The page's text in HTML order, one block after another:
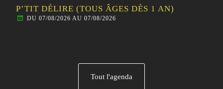
P’TIT DÉLIRE (TOUS ÂGES DÈS 1 AN)
DU 07/08/2026 AU 07/08/2026
Tout l'agenda